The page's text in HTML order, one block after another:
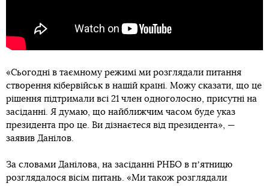
«Сьогодні в таємному режимі ми розглядали питання
створення кібервійськ в нашій країні. Можу сказати, що це
рішення підтримали всі 21 член одноголосно, присутні на
засіданні. Я думаю, що найближчим часом буде указ
президента про це. Ви дізнаєтеся від президента», —
заявив Данілов.
За словами Данілова, на засіданні РНБО в пʼятницю
розглядалося вісім питань. «Ми також розглядали